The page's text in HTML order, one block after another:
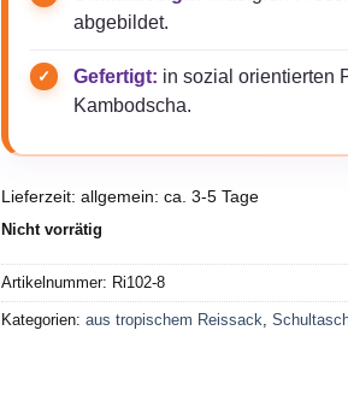
abgebildet.
Gefertigt: in sozial orientierten
Kambodscha.
Lieferzeit: allgemein: ca. 3-5 Tage
Nicht vorrätig
Artikelnummer: Ri102-8
Kategorien: aus tropischem Reissack